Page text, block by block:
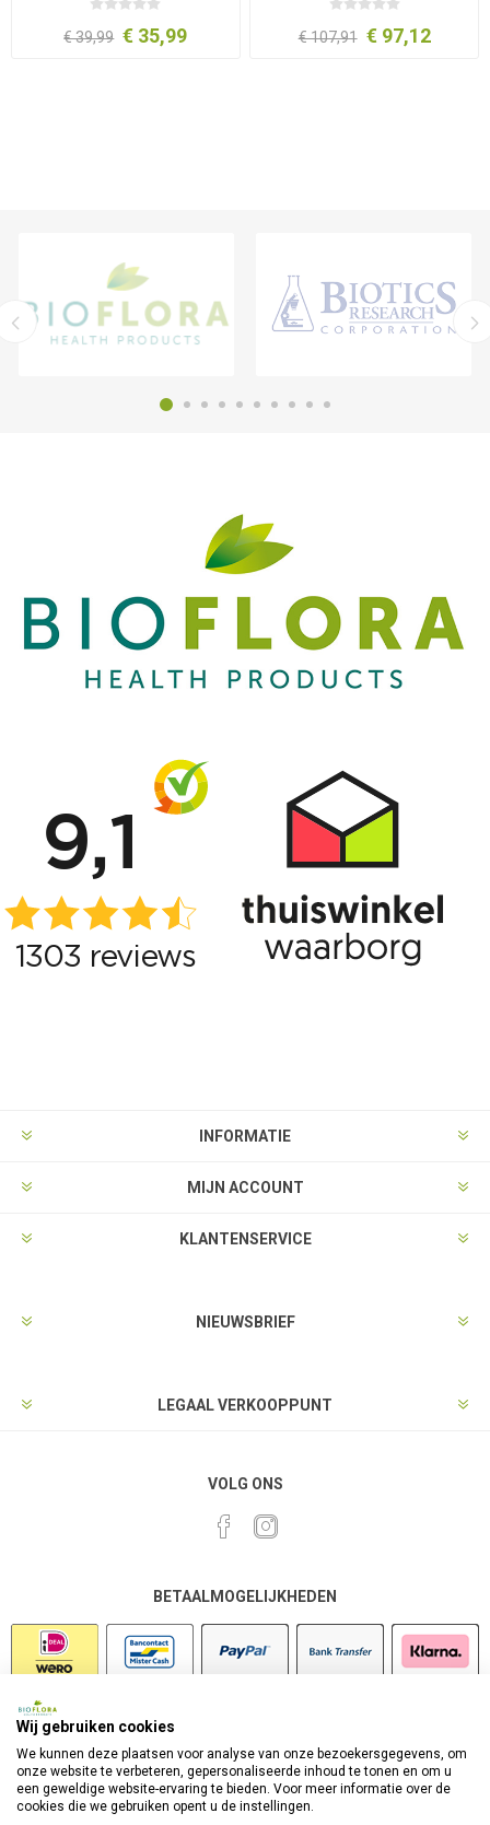
€ 39,99 € 35,99 € 107,91 € 97,12
INFORMATIE
MIJN ACCOUNT
KLANTENSERVICE
NIEUWSBRIEF
LEGAAL VERKOOPPUNT
VOLG ONS
BETAALMOGELIJKHEDEN
Wij gebruiken cookies
We kunnen deze plaatsen voor analyse van onze bezoekersgegevens, om
onze website te verbeteren, gepersonaliseerde inhoud te tonen en om u
een geweldige website-ervaring te bieden. Voor meer informatie over de
cookies die we gebruiken opent u de instellingen.